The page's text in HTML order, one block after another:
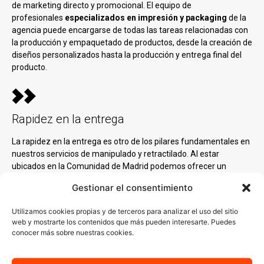
Gestionar el consentimiento
Utilizamos cookies propias y de terceros para analizar el uso del sitio
web y mostrarte los contenidos que más pueden interesarte. Puedes
conocer más sobre nuestras cookies.
de marketing directo y promocional. El equipo de
profesionales especializados en impresión y packaging de la
agencia puede encargarse de todas las tareas relacionadas con
la producción y empaquetado de productos, desde la creación de
diseños personalizados hasta la producción y entrega final del
producto.
Rapidez en la entrega
La rapidez en la entrega es otro de los pilares fundamentales en
nuestros servicios de manipulado y retractilado. Al estar
ubicados en la Comunidad de Madrid podemos ofrecer un
que necesiten de nuestros servicios, ya que somos
establecidos, especialmente en un entorno empresarial donde el
tiempo es crucial.